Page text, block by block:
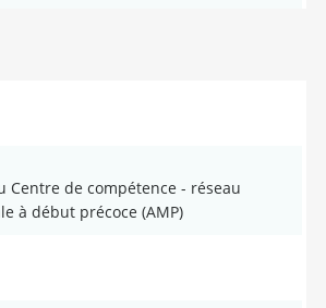
Centre de compétence - réseau
à début précoce (AMP)